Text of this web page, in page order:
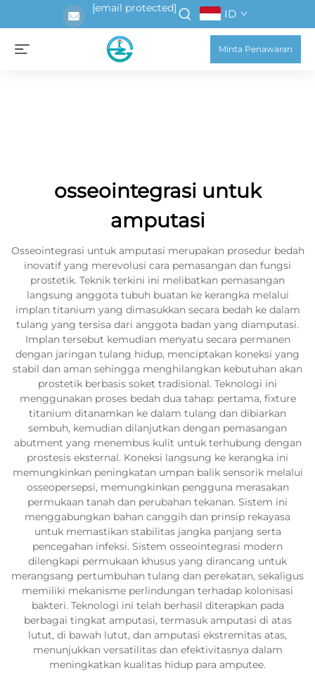
[email protected] ID
Minta Penawaran
osseointegrasi untuk
amputasi
Osseointegrasi untuk amputasi merupakan prosedur bedah
inovatif yang merevolusi cara pemasangan dan fungsi
prostetik. Teknik terkini ini melibatkan pemasangan
langsung anggota tubuh buatan ke kerangka melalui
implan titanium yang dimasukkan secara bedah ke dalam
tulang yang tersisa dari anggota badan yang diamputasi.
Implan tersebut kemudian menyatu secara permanen
dengan jaringan tulang hidup, menciptakan koneksi yang
stabil dan aman sehingga menghilangkan kebutuhan akan
prostetik berbasis soket tradisional. Teknologi ini
menggunakan proses bedah dua tahap: pertama, fixture
titanium ditanamkan ke dalam tulang dan dibiarkan
sembuh, kemudian dilanjutkan dengan pemasangan
abutment yang menembus kulit untuk terhubung dengan
prostesis eksternal. Koneksi langsung ke kerangka ini
memungkinkan peningkatan umpan balik sensorik melalui
osseopersepsi, memungkinkan pengguna merasakan
permukaan tanah dan perubahan tekanan. Sistem ini
menggabungkan bahan canggih dan prinsip rekayasa
untuk memastikan stabilitas jangka panjang serta
pencegahan infeksi. Sistem osseointegrasi modern
dilengkapi permukaan khusus yang dirancang untuk
merangsang pertumbuhan tulang dan perekatan, sekaligus
memiliki mekanisme perlindungan terhadap kolonisasi
bakteri. Teknologi ini telah berhasil diterapkan pada
berbagai tingkat amputasi, termasuk amputasi di atas
lutut, di bawah lutut, dan amputasi ekstremitas atas,
menunjukkan versatilitas dan efektivitasnya dalam
meningkatkan kualitas hidup para amputee.